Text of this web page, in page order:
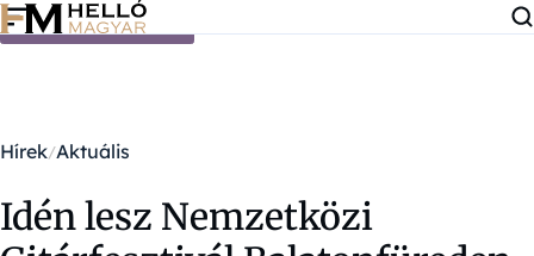
Ugrás a tartalomra
Hírek Aktuális
Idén lesz Nemzetközi